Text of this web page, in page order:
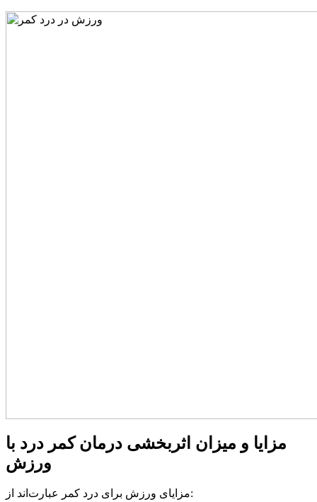
مزایا و میزان اثربخشی درمان کمر درد با
ورزش
مزایای ورزش برای درد کمر عبارت‌اند از: